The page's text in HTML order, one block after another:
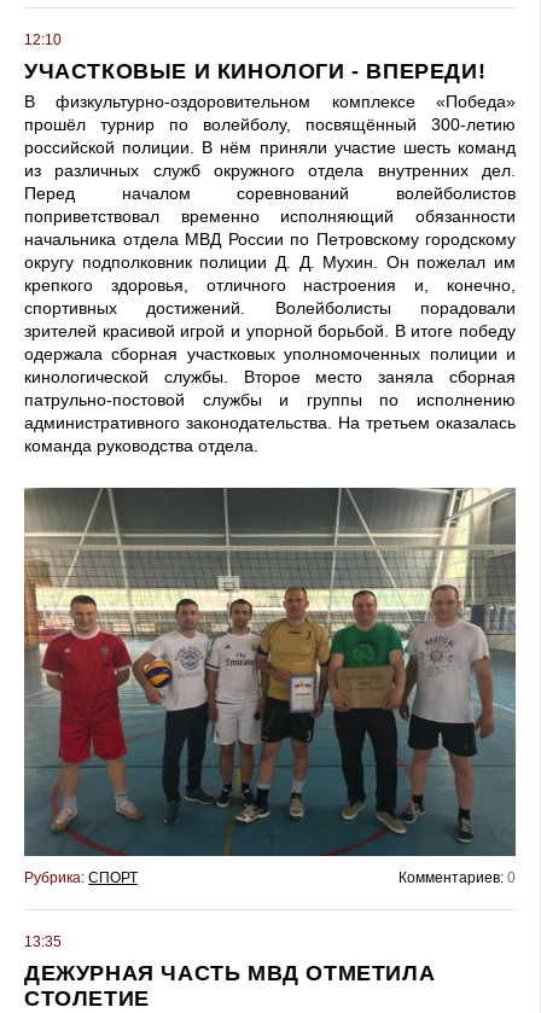
12:10
УЧАСТКОВЫЕ И КИНОЛОГИ - ВПЕРЕДИ!
В физкультурно-оздоровительном комплексе «Победа»
прошёл турнир по волейболу, посвящённый 300-летию
российской полиции. В нём приняли участие шесть команд
из различных служб окружного отдела внутренних дел.
Перед началом соревнований волейболистов
поприветствовал временно исполняющий обязанности
начальника отдела МВД России по Петровскому городскому
округу подполковник полиции Д. Д. Мухин. Он пожелал им
крепкого здоровья, отличного настроения и, конечно,
спортивных достижений. Волейболисты порадовали
зрителей красивой игрой и упорной борьбой. В итоге победу
одержала сборная участковых уполномоченных полиции и
кинологической службы. Второе место заняла сборная
патрульно-постовой службы и группы по исполнению
административного законодательства. На третьем оказалась
команда руководства отдела.
Рубрика: СПОРТ Комментариев: 0
13:35
ДЕЖУРНАЯ ЧАСТЬ МВД ОТМЕТИЛА
СТОЛЕТИЕ